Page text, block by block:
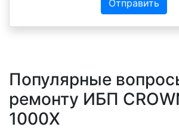
Отправить
Популярные
ремонту ИБП
1000X